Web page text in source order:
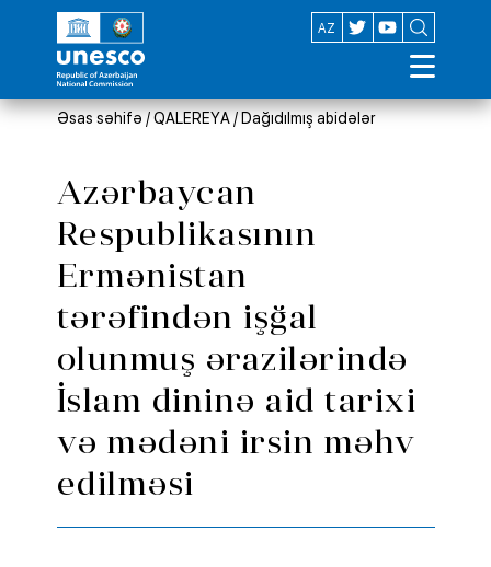
AZ
EN
Əsas səhifə /QALEREYA / Dağıdılmış abidələr
Azərbaycan
Respublikasının
Ermənistan
tərəfindən işğal
olunmuş ərazilərində
İslam dininə aid tarixi
və mədəni irsin məhv
edilməsi